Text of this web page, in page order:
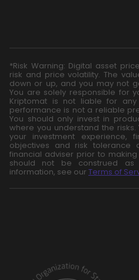
*Risk Warning: Digital asset
risk and price volatility. The
down or up, and you may not
You are solely responsible for
Kriptomat is not liable for
performance is not a reliable
You should only invest in
where you understand the
your investment experience,
objectives and risk tolerance
financial adviser prior to
should not be construed as
information, see our Terms of